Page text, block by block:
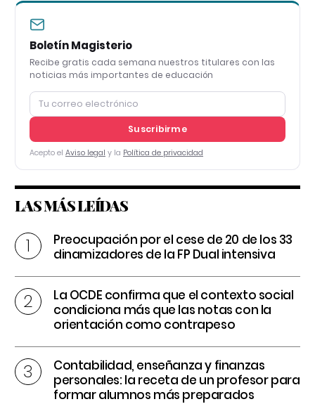
Boletín Magisterio
Recibe gratis cada semana nuestros titulares con las
noticias más importantes de educación
Suscribirme
Acepto el Aviso legal y la Política de privacidad
LAS MÁS LEÍDAS
Preocupación por el cese de 20 de los 33
dinamizadores de la FP Dual intensiva
La OCDE confirma que el contexto social
condiciona más que las notas con la
orientación como contrapeso
Contabilidad, enseñanza y finanzas
personales: la receta de un profesor para
formar alumnos más preparados